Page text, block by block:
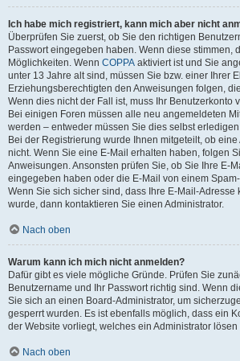
Ich habe mich registriert, kann mich aber nicht
Überprüfen Sie zuerst, ob Sie den richtigen
Passwort eingegeben haben. Wenn diese stimmen,
Möglichkeiten. Wenn COPPA aktiviert ist und Sie
unter 13 Jahre alt sind, müssen Sie bzw. einer Ihrer
Erziehungsberechtigten den Anweisungen folgen,
Wenn dies nicht der Fall ist, muss Ihr Benutzerkonto
Bei einigen Foren müssen alle neu angemeldeten
werden – entweder müssen Sie dies selbst
Bei der Registrierung wurde Ihnen mitgeteilt, ob
nicht. Wenn Sie eine E-Mail erhalten haben, folgen
Anweisungen. Ansonsten prüfen Sie, ob Sie Ihre E-
eingegeben haben oder die E-Mail von einem
Wenn Sie sich sicher sind, dass Ihre E-Mail-Adresse
wurde, dann kontaktieren Sie einen Administrator.
Nach oben
Warum kann ich mich nicht anmelden?
Dafür gibt es viele mögliche Gründe. Prüfen Sie
Benutzername und Ihr Passwort richtig sind. Wenn
Sie sich an einen Board-Administrator, um
gesperrt wurden. Es ist ebenfalls möglich, dass ein
der Website vorliegt, welches ein Administrator lösen
Nach oben